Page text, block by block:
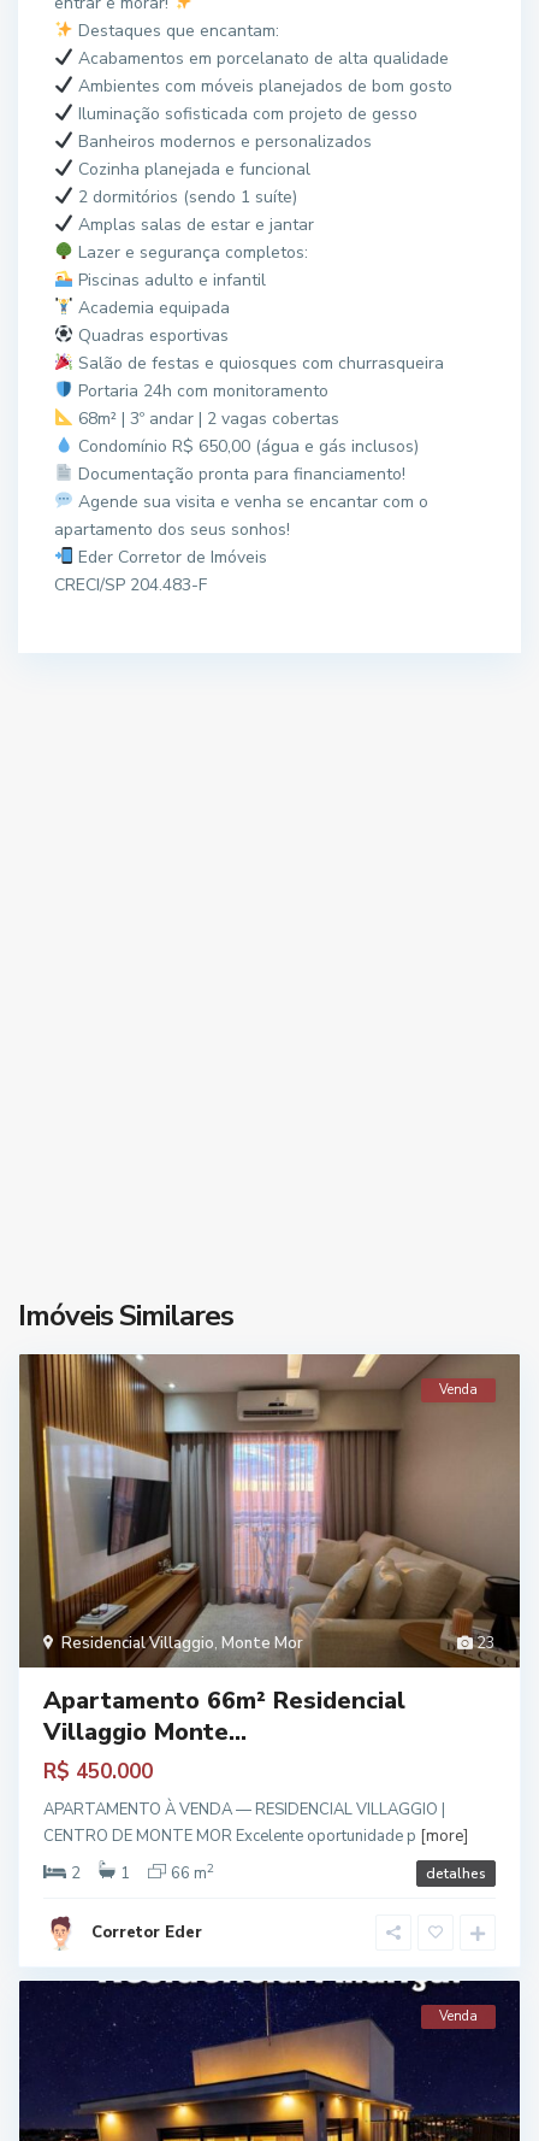
Destaques que encantam:
Acabamentos em porcelanato de alta qualidade
Ambientes com móveis planejados de bom gosto
Iluminação sofisticada com projeto de gesso
Banheiros modernos e personalizados
Cozinha planejada e funcional
2 dormitórios (sendo 1 suíte)
Amplas salas de estar e jantar
Lazer e segurança completos:
Piscinas adulto e infantil
Academia equipada
Quadras esportivas
Salão de festas e quiosques com churrasqueira
Portaria 24h com monitoramento
68m² | 3º andar | 2 vagas cobertas
Condomínio R$ 650,00 (água e gás inclusos)
Documentação pronta para financiamento!
Agende sua visita e venha se encantar com o
apartamento dos seus sonhos!
Eder Corretor de Imóveis
CRECI/SP 204.483-F
Imóveis Similares
23
Residencial Villaggio, Monte Mor
Venda
Apartamento 66m² Residencial
Villaggio Monte...
R$ 450.000
APARTAMENTO À VENDA — RESIDENCIAL VILLAGGIO |
CENTRO DE MONTE MOR Excelente oportunidade p [more]
2
1 66 m2 detalhes
Corretor Eder
Venda